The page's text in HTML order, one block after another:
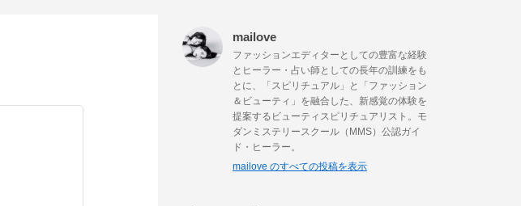
mailove
ファッションエディターとしての豊富な経験
とヒーラー・占い師としての長年の訓練をも
とに、「スピリチュアル」と「ファッション
＆ビューティ」を融合した、新感覚の体験を
提案するビューティスピリチュアリスト。モ
ダンミステリースクール（MMS）公認ガイ
ド・ヒーラー。
mailove のすべての投稿を表示